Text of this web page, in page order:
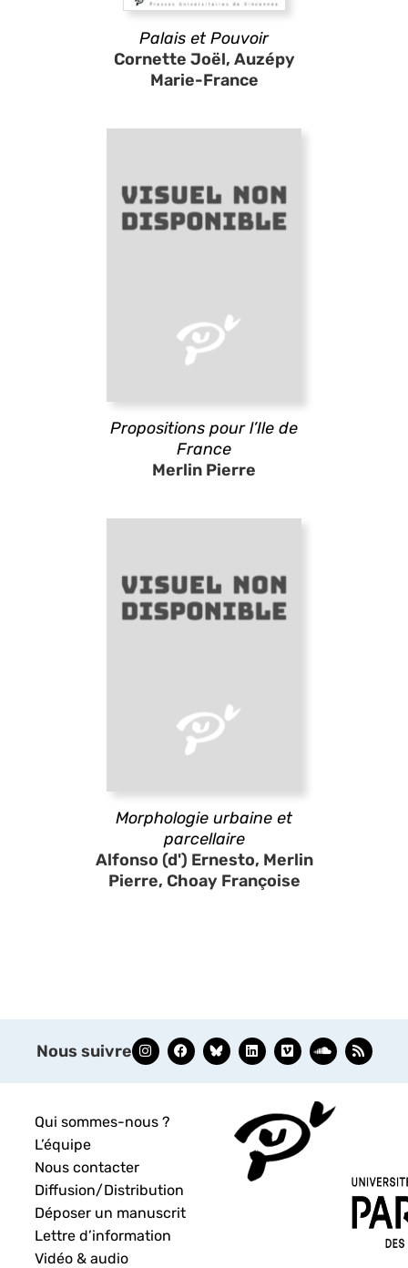
Palais et Pouvoir
Cornette Joël, Auzépy
Marie-France
Propositions pour l’Ile de
France
Merlin Pierre
Morphologie urbaine et
parcellaire
Alfonso (d') Ernesto, Merlin
Pierre, Choay Françoise
Nous suivre
Qui sommes-nous ?
L’équipe
Nous contacter
Diffusion/Distribution
Déposer un manuscrit
Lettre d’information
Vidéo & audio